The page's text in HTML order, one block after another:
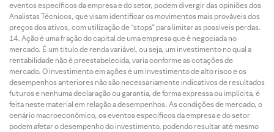
eventos específicos da empresa e do setor, podem divergir das opiniões dos
Analistas Técnicos, que visam identificar os movimentos mais prováveis dos
preços dos ativos, com utilização de “stops” para limitar as possíveis perdas.
Ação é uma fração do capital de uma empresa que é negociada no
mercado. É um título de renda variável, ou seja, um investimento no qual a
rentabilidade não é preestabelecida, varia conforme as cotações de
mercado. O investimento em ações é um investimento de alto risco e os
desempenhos anteriores não são necessariamente indicativos de resultados
futuros e nenhuma declaração ou garantia, de forma expressa ou implícita, é
feita neste material em relação a desempenhos. As condições de mercado, o
cenário macroeconômico, os eventos específicos da empresa e do setor
podem afetar o desempenho do investimento, podendo resultar até mesmo